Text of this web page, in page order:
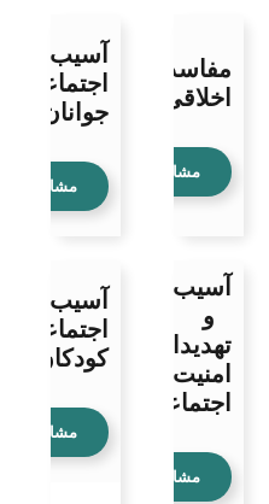
مفاسد
اخلاقی
مشاهده
آسیب‌های
اجتماعی
جوانان
مشاهده
آسیب‌ها
و
تهدیدات
امنیت
اجتماعی
مشاهده
آسیب‌های
اجتماعی
کودکان
مشاهده